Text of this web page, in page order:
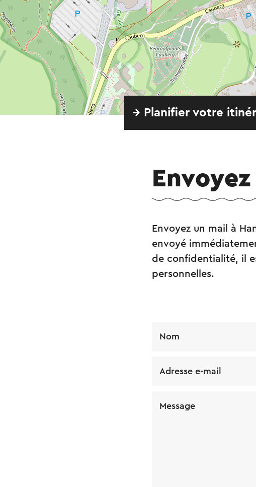
→ Planifier votre
Envoyez un mail à
envoyé
de confidentialité, il
personnelles.
Nom
Adresse e-mail
Message